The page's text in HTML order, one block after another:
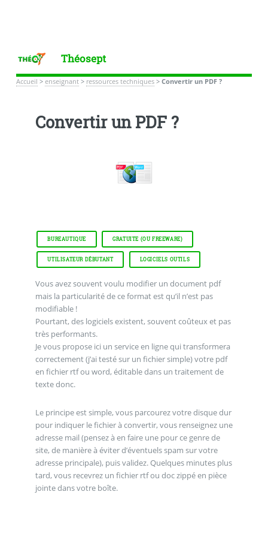
Théosept
Accueil > enseignant> ressources techniques> Convertir un PDF ?
Convertir un PDF ?
BUREAUTIQUE GRATUITE (OU FREEWARE)
UTILISATEUR DÉBUTANT LOGICIELS OUTILS
Vous avez souvent voulu modifier un document pdf
mais la particularité de ce format est qu’il n’est pas
modifiable !
Pourtant, des logiciels existent, souvent coûteux et pas
très performants.
Je vous propose ici un service en ligne qui transformera
correctement (j’ai testé sur un fichier simple) votre pdf
en fichier rtf ou word, éditable dans un traitement de
texte donc.
Le principe est simple, vous parcourez votre disque dur
pour indiquer le fichier à convertir, vous renseignez une
adresse mail (pensez à en faire une pour ce genre de
site, de manière à éviter d’éventuels spam sur votre
adresse principale), puis validez. Quelques minutes plus
tard, vous recevrez un fichier rtf ou doc zippé en pièce
jointe dans votre boîte.